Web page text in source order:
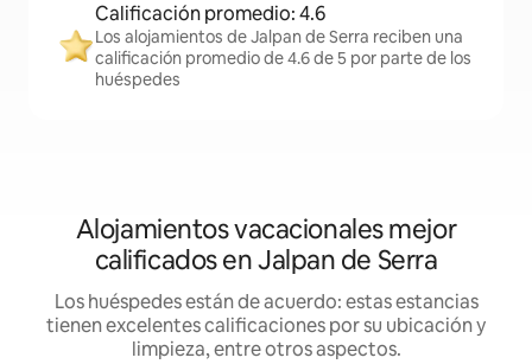
Calificación promedio: 4.6
Los alojamientos de Jalpan de Serra reciben una
calificación promedio de 4.6 de 5 por parte de los
huéspedes
Alojamientos vacacionales mejor
calificados en Jalpan de Serra
Los huéspedes están de acuerdo: estas estancias
tienen excelentes calificaciones por su ubicación y
limpieza, entre otros aspectos.